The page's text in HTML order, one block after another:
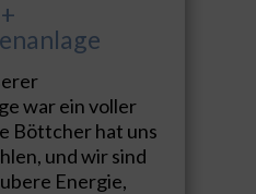
war ein voller
Böttcher hat uns
und wir sind
Energie,